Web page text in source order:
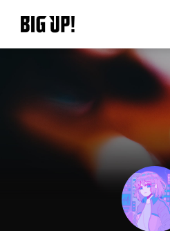
BIG UP!
ニュ
料金プ
サポ
ご利用の